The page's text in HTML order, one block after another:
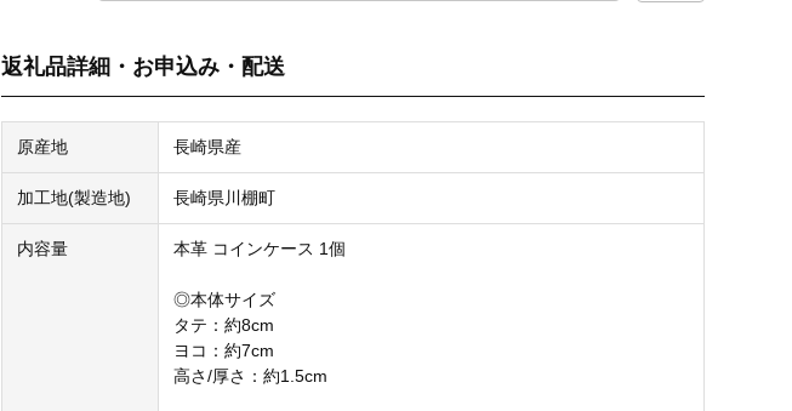
返礼品詳細・お申込み・配送
原産地 長崎県産
加工地(製造地) 長崎県川棚町
内容量 本革 コインケース 1個
◎本体サイズ
タテ：約8cm
ヨコ：約7cm
高さ/厚さ：約1.5cm